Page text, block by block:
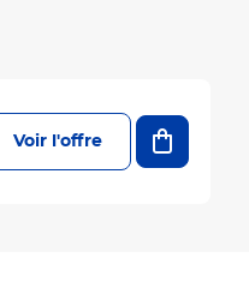
Voir l'offre
Ajouter